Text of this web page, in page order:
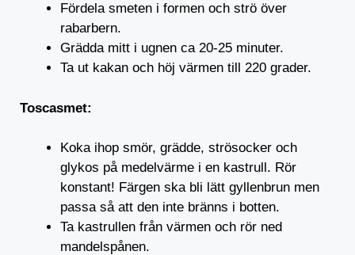
Fördela smeten i formen och strö över
rabarbern.
Grädda mitt i ugnen ca 20-25 minuter.
Ta ut kakan och höj värmen till 220 grader.
Toscasmet:
Koka ihop smör, grädde, strösocker och
glykos på medelvärme i en kastrull. Rör
konstant! Färgen ska bli lätt gyllenbrun men
passa så att den inte bränns i botten.
Ta kastrullen från värmen och rör ned
mandelspånen.